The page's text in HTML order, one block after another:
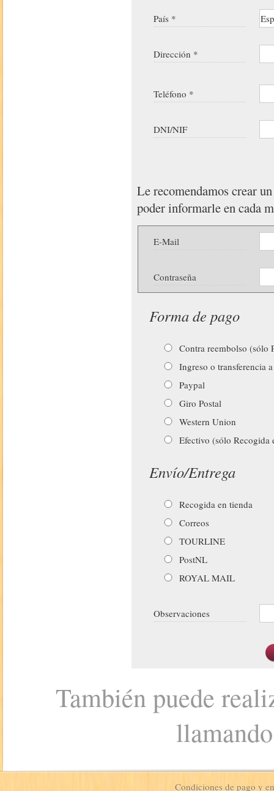
País *
Dirección *
Teléfono *
DNI/NIF
Le recomendamos crear
poder informarle en cada
E-Mail
Contraseña
Forma de pago
Contra reembolso (sólo
Ingreso o transferencia
Paypal
Giro Postal
Western Union
Efectivo (sólo Recogida
Envío/Entrega
Recogida en tienda
Correos
TOURLINE
PostNL
ROYAL MAIL
Observaciones
También puede
Condiciones de pago y